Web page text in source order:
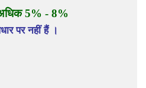
5% - 8%
पर नहीं हैं ।